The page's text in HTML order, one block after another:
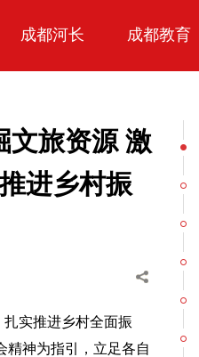
成都河长 成都教育
文旅资源 激
进乡村振
扎实推进乡村全面振
精神为指引，立足各自